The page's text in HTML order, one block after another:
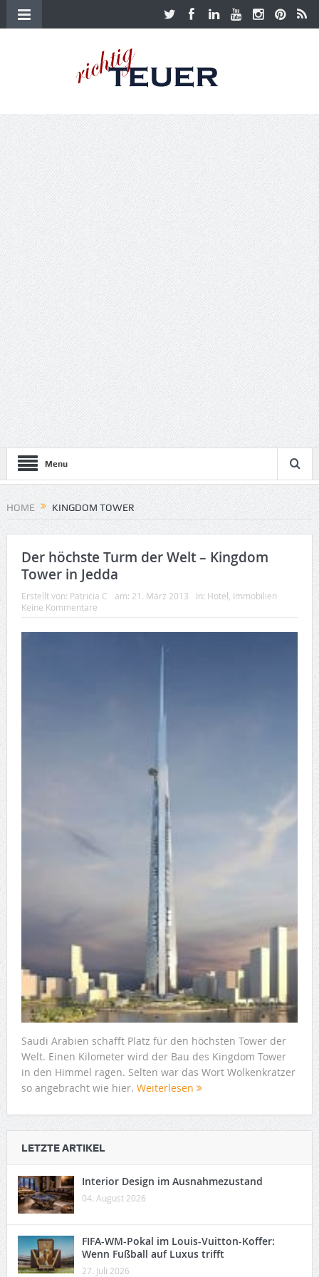
Menu
HOME KINGDOM TOWER
Der höchste Turm der Welt – Kingdom
Tower in Jedda
Erstellt von: Patricia C am: 21. März 2013 In: Hotel Immobilien
Keine Kommentare
Saudi Arabien schafft Platz für den höchsten Tower der
Welt. Einen Kilometer wird der Bau des Kingdom Tower
in den Himmel ragen. Selten war das Wort Wolkenkratzer
so angebracht wie hier. Weiterlesen
LETZTE ARTIKEL
Interior Design im Ausnahmezustand
04. August 2026
FIFA-WM-Pokal im Louis-Vuitton-Koffer:
Wenn Fußball auf Luxus trifft
27. Juli 2026